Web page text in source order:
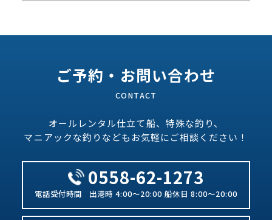
ご予約・お問い合わせ
オールレンタル仕立て船、特殊な釣り、
マニアックな釣りなどもお気軽にご相談ください！
0558-62-1273
出港時 4:00～20:00 船休日 8:00～20:00